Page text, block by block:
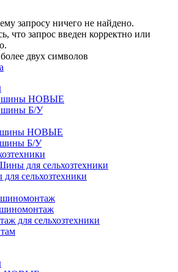
запросу ничего не найдено.
что запрос введен корректно или
двух символов
шины НОВЫЕ
шины Б/У
шины НОВЫЕ
шины Б/У
для сельхозтехники
сельхозтехники
для сельхозтехники